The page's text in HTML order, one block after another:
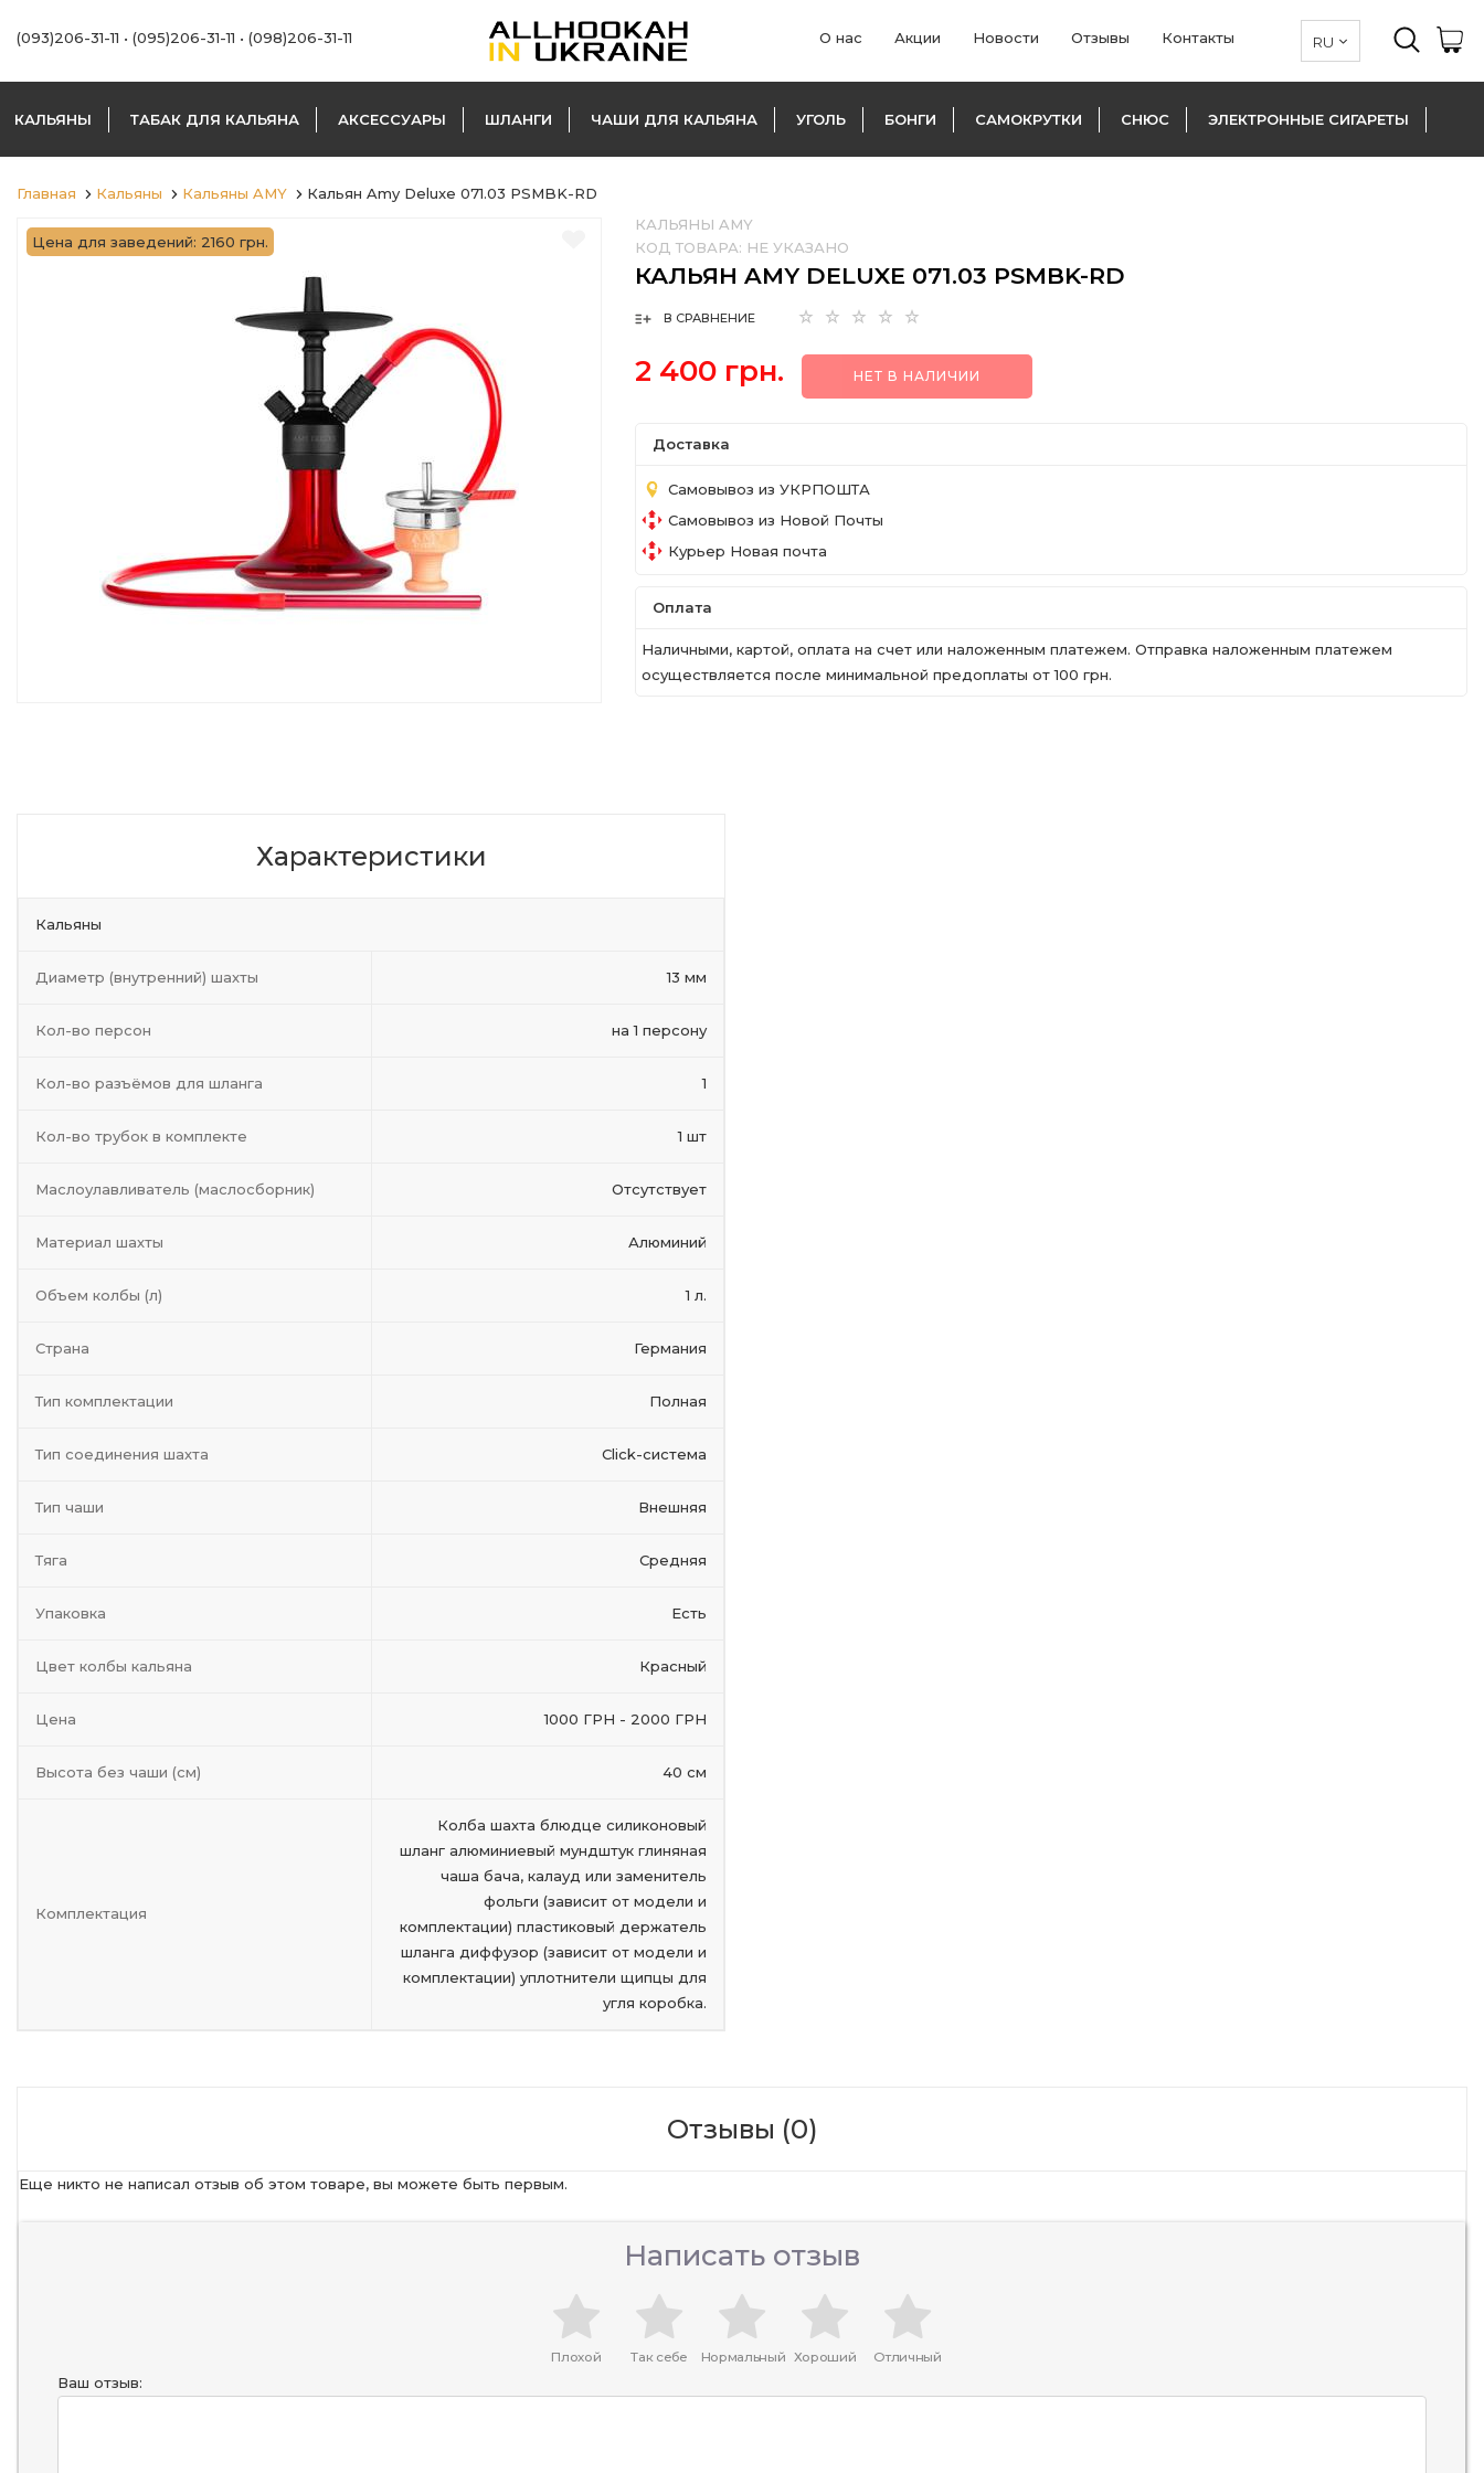
(093)206-31-11 • (095)206-31-11 • (098)206-31-11 О нас Акции Новости Отзывы Контакты
КАЛЬЯНЫ ТАБАК ДЛЯ КАЛЬЯНА АКСЕССУАРЫ ШЛАНГИ ЧАШИ ДЛЯ КАЛЬЯНА УГОЛЬ БОНГИ САМОКРУТКИ СНЮС ЭЛЕКТРОННЫЕ СИГАРЕТЫ
Главная Кальяны Кальяны AMY Кальян Amy Deluxe 071.03 PSMBK-RD
Цена для заведений: 2160 грн.
КАЛЬЯНЫ AMY
КОД ТОВАРА: НЕ УКАЗАНО
КАЛЬЯН AMY DELUXE 071.03 PSMBK-RD
В СРАВНЕНИЕ
2 400 грн. НЕТ В НАЛИЧИИ
Доставка
Самовывоз из УКРПОШТА
Самовывоз из Новой Почты
Курьер Новая почта
Оплата
Наличными, картой, оплата на счет или наложенным платежем. Отправка наложенным платежем
осуществляется после минимальной предоплаты от 100 грн.
Характеристики
Кальяны
Диаметр (внутренний) шахты 13 мм
Кол-во персон на 1 персону
Кол-во разъёмов для шланга 1
Кол-во трубок в комплекте 1 шт
Маслоулавливатель (маслосборник) Отсутствует
Материал шахты Алюминий
Объем колбы (л) 1 л.
Страна Германия
Тип комплектации Полная
Тип соединения шахта Click-система
Тип чаши Внешняя
Тяга Средняя
Упаковка Есть
Цвет колбы кальяна Красный
Цена 1000 ГРН - 2000 ГРН
Высота без чаши (см) 40 см
Комплектация
Колба шахта блюдце силиконовый
шланг алюминиевый мундштук глиняная
чаша бача, калауд или заменитель
фольги (зависит от модели и
комплектации) пластиковый держатель
шланга диффузор (зависит от модели и
комплектации) уплотнители щипцы для
угля коробка.
Отзывы (0)
Еще никто не написал отзыв об этом товаре, вы можете быть первым.
Написать отзыв
Плохой Так себе Нормальный Хороший Отличный
Ваш отзыв: